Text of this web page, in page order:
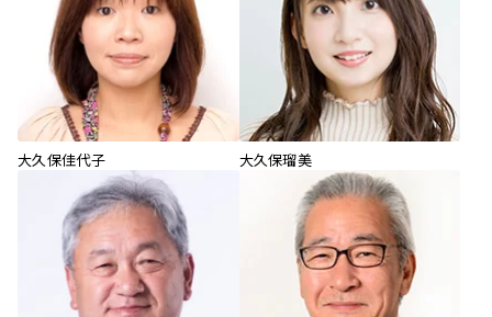
大久保佳代子 大久保瑠美